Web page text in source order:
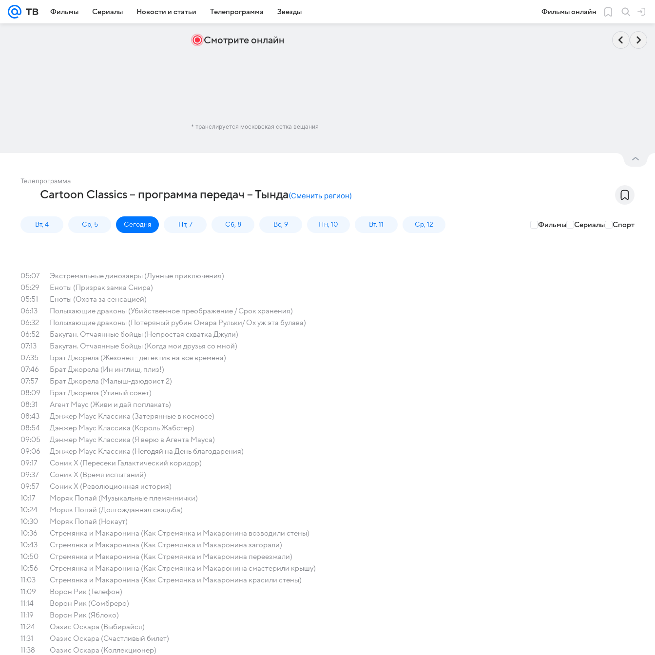
Фильмы Сериалы Новости и статьи Телепрограмма Звезды Фильмы онлайн
Смотрите онлайн
* транслируется московская сетка вещания
Телепрограмма
Cartoon Classics – программа передач – Тында(Сменить регион)
Вт, 4 Ср, 5 Сегодня Пт, 7 Сб, 8 Вс, 9 Пн, 10 Вт, 11 Ср, 12 Фильмы Сериалы Спорт
05:07
Экстремальные динозавры (Лунные приключения)
05:29
Еноты (Призрак замка Снира)
05:51
Еноты (Охота за сенсацией)
06:13
Полыхающие драконы (Убийственное преображение / Срок хранения)
06:32
Полыхающие драконы (Потеряный рубин Омара Рульки/ Ох уж эта булава)
06:52
Бакуган. Отчаянные бойцы (Непростая схватка Джули)
07:13
Бакуган. Отчаянные бойцы (Когда мои друзья со мной)
07:35
Брат Джорела (Жезонел - детектив на все времена)
07:46
Брат Джорела (Ин инглиш, плиз!)
07:57
Брат Джорела (Малыш-дзюдоист 2)
08:09
Брат Джорела (Утиный совет)
08:31
Агент Маус (Живи и дай поплакать)
08:43
Дэнжер Маус Классика (Затерянные в космосе)
08:54
Дэнжер Маус Классика (Король Жабстер)
09:05
Дэнжер Маус Классика (Я верю в Агента Мауса)
09:06
Дэнжер Маус Классика (Негодяй на День благодарения)
09:17
Соник Х (Пересеки Галактический коридор)
09:37
Соник Х (Время испытаний)
09:57
Соник Х (Революционная история)
10:17
Моряк Попай (Музыкальные племяннички)
10:24
Моряк Попай (Долгожданная свадьба)
10:30
Моряк Попай (Нокаут)
10:36
Стремянка и Макаронина (Как Стремянка и Макаронина возводили стены)
10:43
Стремянка и Макаронина (Как Стремянка и Макаронина загорали)
10:50
Стремянка и Макаронина (Как Стремянка и Макаронина переезжали)
10:56
Стремянка и Макаронина (Как Стремянка и Макаронина смастерили крышу)
11:03
Стремянка и Макаронина (Как Стремянка и Макаронина красили стены)
11:09
Ворон Рик (Телефон)
11:14
Ворон Рик (Сомбреро)
11:19
Ворон Рик (Яблоко)
11:24
Оазис Оскара (Выбирайся)
11:31
Оазис Оскара (Счастливый билет)
11:38
Оазис Оскара (Коллекционер)